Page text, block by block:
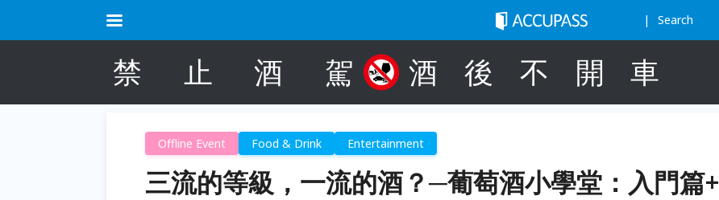
Search
禁 止 酒 駕 酒 後 不 開 車
Offline Event Food & Drink Entertainment
三流的等級，一流的酒？─葡萄酒小學堂：入門篇+